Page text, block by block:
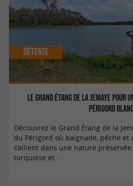
Le Grand Étang de la Jemaye pour
Périgord
Détente
Découvrez le Grand Étang de la
du Périgord où baignade, pêche et
s’allient dans une nature
turquoise et ...